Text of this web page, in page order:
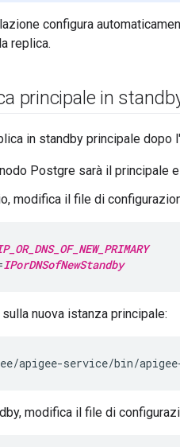
configura
replica.
principale in
in standby principale
Postgre sarà il principale
modifica il file di
IPorDNSofNewStandby
nuova istanza principale:
apigee-service/bin/
modifica il file di